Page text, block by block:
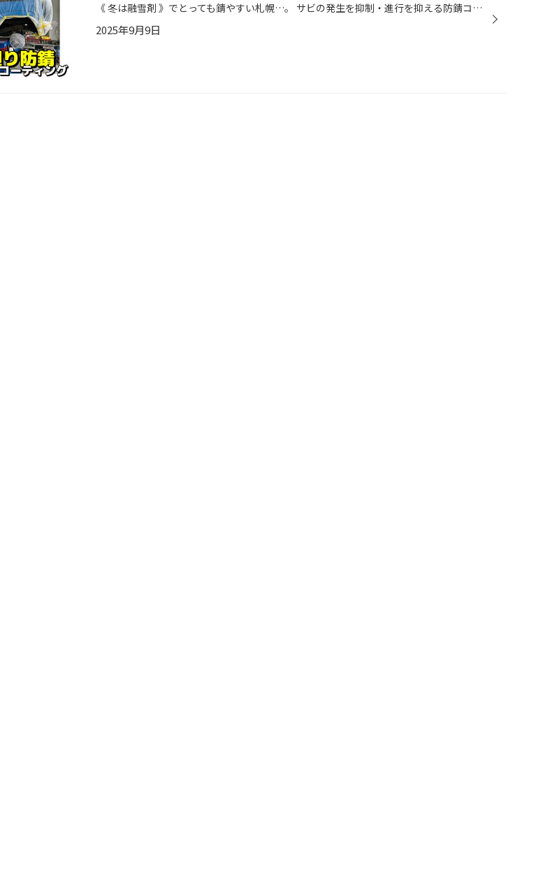
《 冬は融雪剤 》でとっても錆やすい札幌…。 サビの発生を抑制・進行を抑える防錆コーティングは必須な地域です！ 当店の錆止めは2種類ありますが、今回は【 WURTH（ウルト )アンダーボディーシール 】をご紹介★ お車の購入時にサビ止め施工をしていない 北海道に引っ越してきた 車を長持ちさせたい...
2025年9月9日